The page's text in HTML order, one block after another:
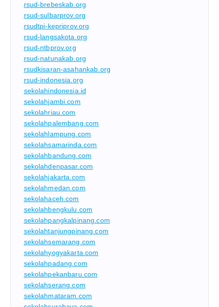
rsud-brebeskab.org
rsud-sulbarprov.org
rsudtpi-kepriprov.org
rsud-langsakota.org
rsud-ntbprov.org
rsud-natunakab.org
rsudkisaran-asahankab.org
rsud-indonesia.org
sekolahindonesia.id
sekolahjambi.com
sekolahriau.com
sekolahpalembang.com
sekolahlampung.com
sekolahsamarinda.com
sekolahbandung.com
sekolahdenpasar.com
sekolahjakarta.com
sekolahmedan.com
sekolahaceh.com
sekolahbengkulu.com
sekolahpangkalpinang.com
sekolahtanjungpinang.com
sekolahsemarang.com
sekolahyogyakarta.com
sekolahpadang.com
sekolahpekanbaru.com
sekolahserang.com
sekolahmataram.com